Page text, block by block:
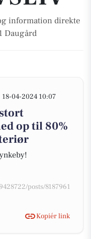
information direkte
Daugård
18-04-2024 10:07
op til 80%
posts/8187961
Kopiér link